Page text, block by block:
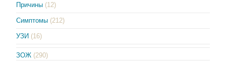
Причины (12)
Симптомы (212)
УЗИ (16)
ЗОЖ (290)